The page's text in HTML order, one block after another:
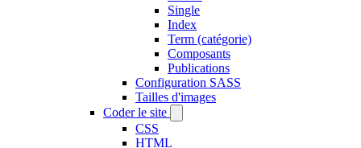
Single
Index
Term (catégorie)
Composants
Publications
Configuration SASS
Tailles d'images
Coder le site
CSS
HTML